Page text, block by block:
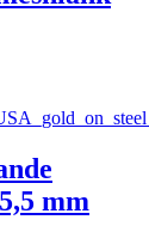
mm